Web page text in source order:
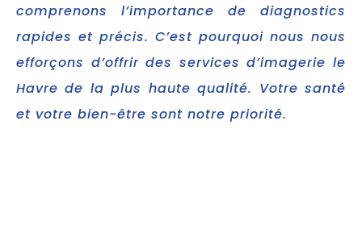
comprenons l’importance de diagnostics
rapides et précis. C’est pourquoi nous nous
efforçons d’offrir des services d’imagerie le
Havre de la plus haute qualité. Votre santé
et votre bien-être sont notre priorité.